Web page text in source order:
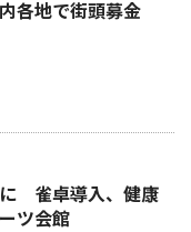
各地で街頭募金
雀卓導入、健康
ツ会館